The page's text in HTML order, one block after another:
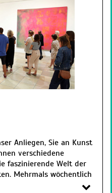
Anliegen, Sie an Kunst
verschiedene
faszinierende Welt der
Mehrmals wöchentlich
statt.